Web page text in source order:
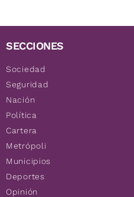
SECCIONES
Sociedad
Seguridad
Nación
Política
Cartera
Metrópoli
Municipios
Deportes
Opinión